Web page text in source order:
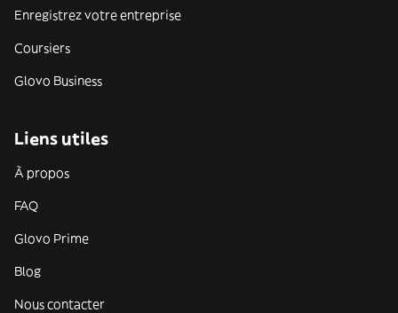
Enregistrez votre entreprise
Coursiers
Glovo Business
Liens utiles
À propos
FAQ
Glovo Prime
Blog
Nous contacter